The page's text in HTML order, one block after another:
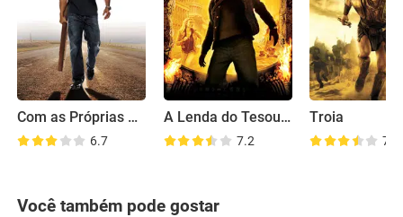
Com as Próprias Mãos
6.7
A Lenda do Tesouro Perdido
7.2
Troia
7.4
Você também pode gostar